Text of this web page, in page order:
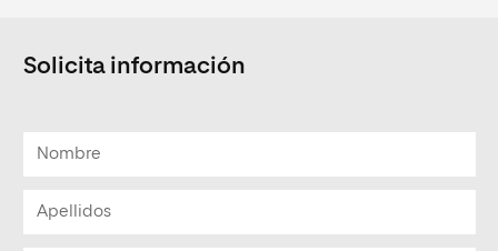
Solicita información